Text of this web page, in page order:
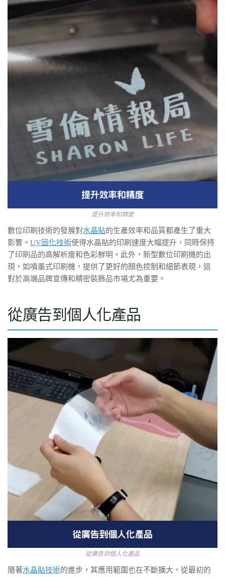
提升效率和精度
數位印刷技術的發展對水晶貼的生產效率和品質都產生了重大
影響。 UV固化技術使得水晶貼的印刷速度大幅提升，同時保持
了印刷品的高解析度和色彩鮮明。此外，新型數位印刷機的出
現，如噴墨式印刷機，提供了更好的顏色控制和細節表現，這
對於高端品牌宣傳和精密裝飾品市場尤為重要。
從廣告到個人化產品
從廣告到個人化產品
隨著水晶貼技術的進步，其應用範圍也在不斷擴大。從最初的